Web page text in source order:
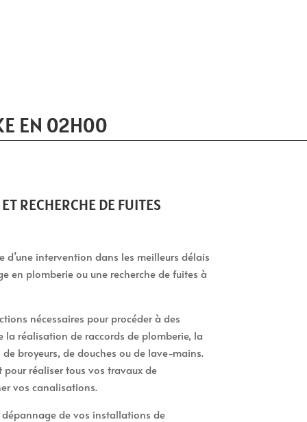
EN 02H00
RECHERCHE DE FUITES
d’une intervention dans les meilleurs délais
en plomberie ou une recherche de fuites à
nécessaires pour procéder à des
la réalisation de raccords de plomberie, la
broyeurs, de douches ou de lave-mains.
réaliser tous vos travaux de
vos canalisations.
dépannage de vos installations de